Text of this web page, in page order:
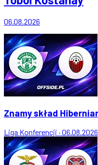
06.08.2026
Znamy skład
Liga Konferencji · 06.08.2026